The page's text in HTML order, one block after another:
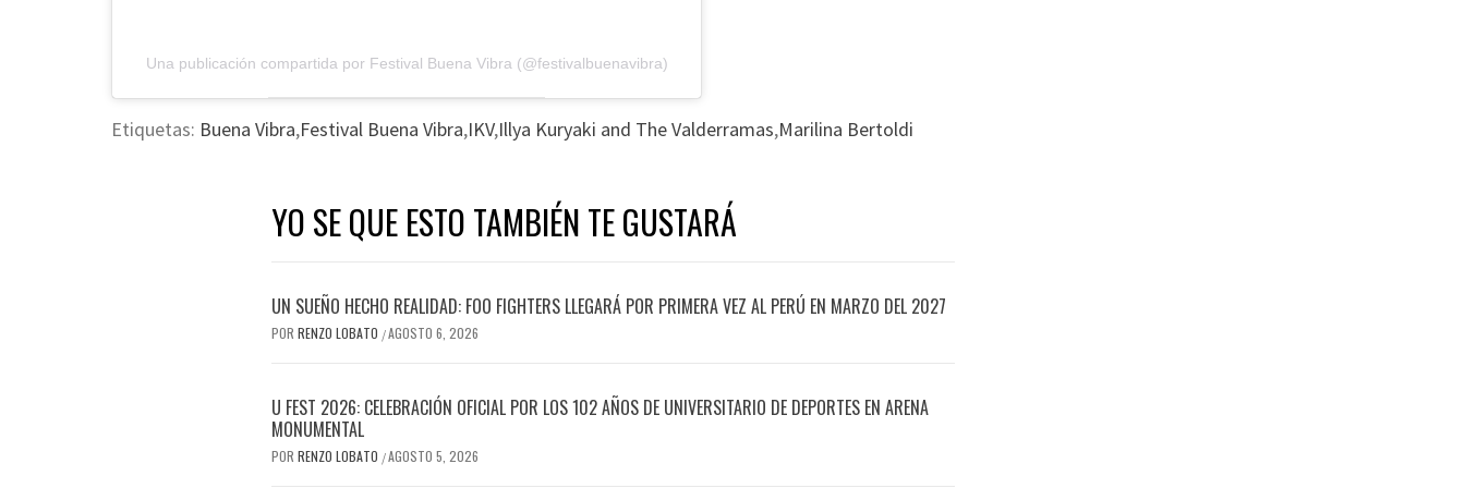
Una publicación compartida por Festival Buena Vibra (@festivalbuenavibra)
Etiquetas: Buena Vibra,Festival Buena Vibra,IKV,Illya Kuryaki and The Valderramas,Marilina Bertoldi
YO SE QUE ESTO TAMBIÉN TE GUSTARÁ
UN SUEÑO HECHO REALIDAD: FOO FIGHTERS LLEGARÁ POR PRIMERA VEZ AL PERÚ EN MARZO DEL 2027
POR RENZO LOBATO /AGOSTO 6, 2026
U FEST 2026: CELEBRACIÓN OFICIAL POR LOS 102 AÑOS DE UNIVERSITARIO DE DEPORTES EN ARENA
MONUMENTAL
POR RENZO LOBATO /AGOSTO 5, 2026